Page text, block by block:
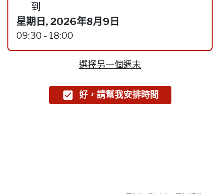
到
星期日, 2026年8月9日
09:30 - 18:00
選擇另一個週末
好，請幫我安排時間